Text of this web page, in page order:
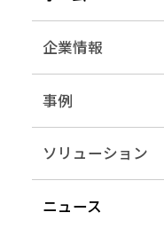
企業情報
事例
ソリューション
ニュース